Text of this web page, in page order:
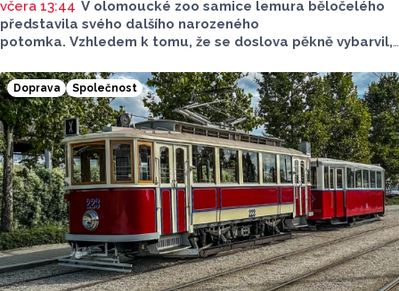
včera 13:44 V olomoucké zoo samice lemura běločelého
představila svého dalšího narozeného
potomka. Vzhledem k tomu, že se doslova pěkně vybarvil,
hnědé, případně hnědošedé, zato samci se pyšní bílým
zbarvením hlavy.
Doprava Společnost